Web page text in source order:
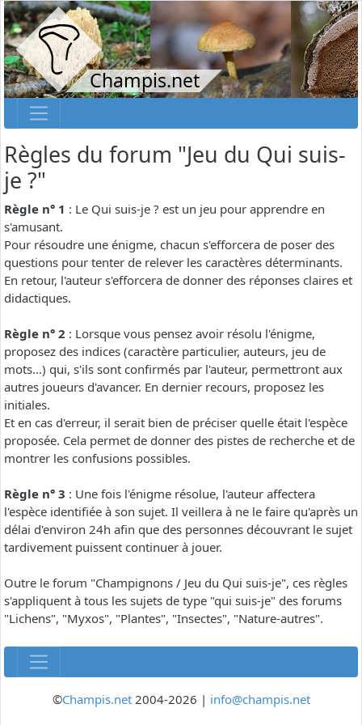
Champis.net
Règles du forum "Jeu du Qui suis-
je ?"
Règle n° 1 : Le Qui suis-je ? est un jeu pour apprendre en
s'amusant.
Pour résoudre une énigme, chacun s'efforcera de poser des
questions pour tenter de relever les caractères déterminants.
En retour, l'auteur s'efforcera de donner des réponses claires et
didactiques.
Règle n° 2 : Lorsque vous pensez avoir résolu l'énigme,
proposez des indices (caractère particulier, auteurs, jeu de
mots...) qui, s'ils sont confirmés par l'auteur, permettront aux
autres joueurs d'avancer. En dernier recours, proposez les
initiales.
Et en cas d'erreur, il serait bien de préciser quelle était l'espèce
proposée. Cela permet de donner des pistes de recherche et de
montrer les confusions possibles.
Règle n° 3 : Une fois l'énigme résolue, l'auteur affectera
l'espèce identifiée à son sujet. Il veillera à ne le faire qu'après un
délai d'environ 24h afin que des personnes découvrant le sujet
tardivement puissent continuer à jouer.
Outre le forum "Champignons / Jeu du Qui suis-je", ces règles
s'appliquent à tous les sujets de type "qui suis-je" des forums
"Lichens", "Myxos", "Plantes", "Insectes", "Nature-autres".
©Champis.net2004-2026 | info@champis.net